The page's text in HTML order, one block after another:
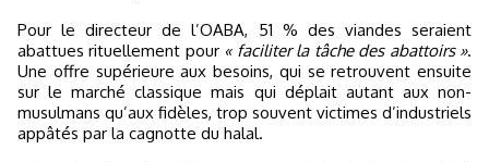
Pour le directeur de l’OABA, 51 % des viandes seraient
abattues rituellement pour « faciliter la tâche des abattoirs ».
Une offre supérieure aux besoins, qui se retrouvent ensuite
sur le marché classique mais qui déplait autant aux non-
musulmans qu’aux fidèles, trop souvent victimes d’industriels
appâtés par la cagnotte du halal.